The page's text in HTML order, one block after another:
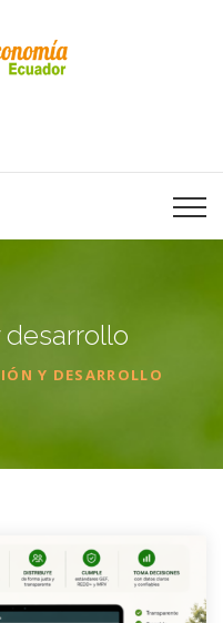
desarrollo
Y DESARROLLO